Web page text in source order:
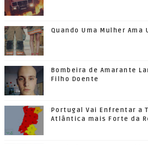
Quando Uma Mulher Ama
Bombeira de Amarante
Filho Doente
Portugal Vai Enfrentar a
Atlântica mais Forte da